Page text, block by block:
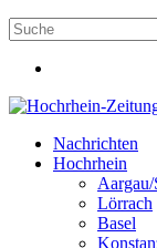
Nachrichten
Hochrhein
Aargau/
Lörrach
Basel